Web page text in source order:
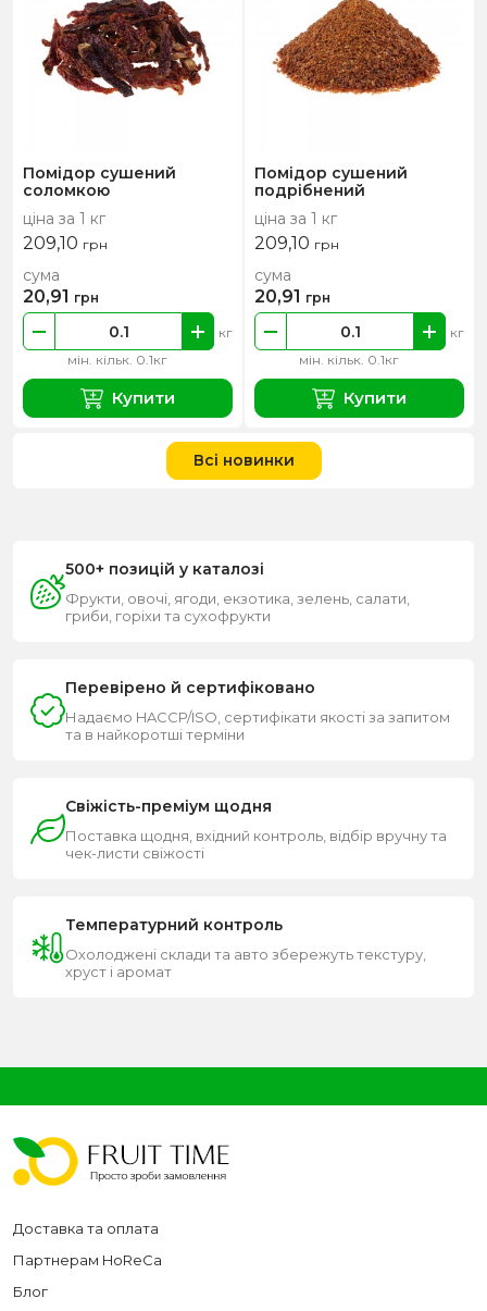
Помідор сушений
соломкою
ціна за 1 кг
209,10 грн
мін. кільк. 0.1кг
кг
сума
20,91 грн
Купити
Помідор сушений
подрібнений
ціна за 1 кг
209,10 грн
мін. кільк. 0.1кг
кг
сума
20,91 грн
Купити
Всі новинки
500+ позицій у каталозі
Фрукти, овочі, ягоди, екзотика, зелень, салати,
гриби, горіхи та сухофрукти
Перевірено й сертифіковано
Надаємо HACCP/ISO, сертифікати якості за запитом
та в найкоротші терміни
Свіжість-преміум щодня
Поставка щодня, вхідний контроль, відбір вручну та
чек-листи свіжості
Температурний контроль
Охолоджені склади та авто збережуть текстуру,
хруст і аромат
Доставка та оплата
Партнерам HoReCa
Блог